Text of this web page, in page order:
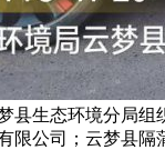
县生态环境分局
限公司；云梦县